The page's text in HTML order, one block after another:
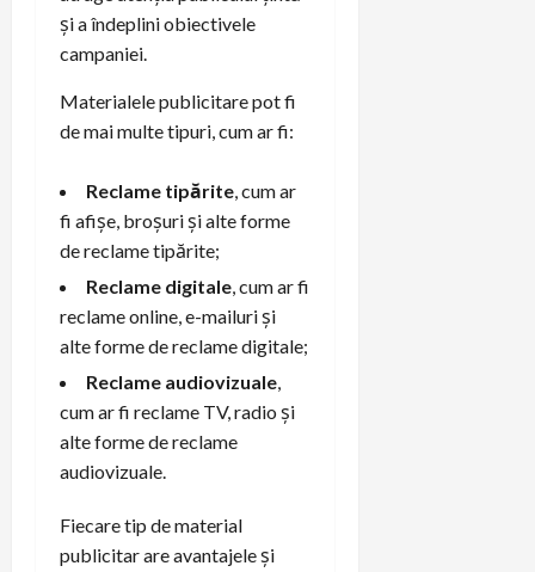
și a îndeplini obiectivele
campaniei.
Materialele publicitare pot fi
de mai multe tipuri, cum ar fi:
Reclame tipărite, cum ar
fi afișe, broșuri și alte forme
de reclame tipărite;
Reclame digitale, cum ar fi
reclame online, e-mailuri și
alte forme de reclame digitale;
Reclame audiovizuale,
cum ar fi reclame TV, radio și
alte forme de reclame
audiovizuale.
Fiecare tip de material
publicitar are avantajele și